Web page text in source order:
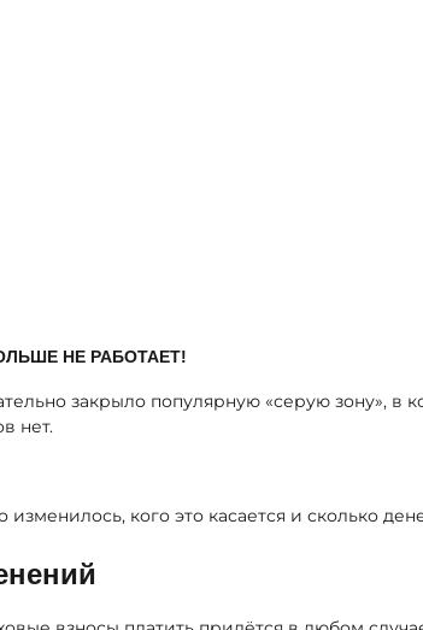
НЕ РАБОТАЕТ!
закрыло популярную «серую зону»,
нет.
кого это касается и сколько